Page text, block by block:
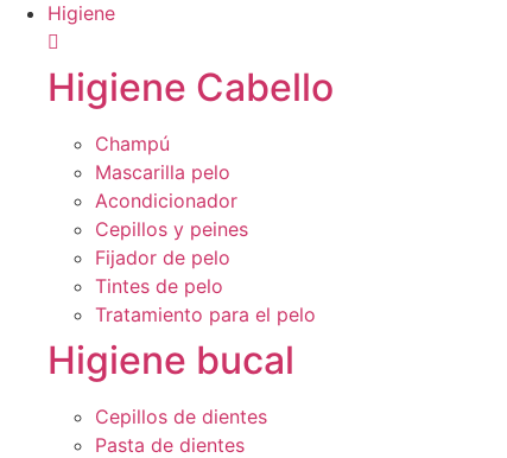
Higiene
Higiene Cabello
Champú
Mascarilla pelo
Acondicionador
Cepillos y peines
Fijador de pelo
Tintes de pelo
Tratamiento para el pelo
Higiene bucal
Cepillos de dientes
Pasta de dientes